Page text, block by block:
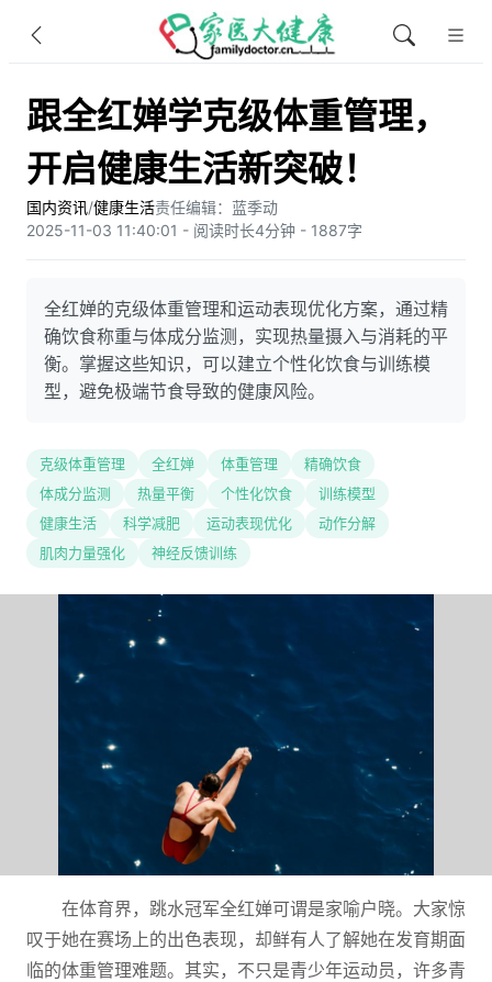
跟全红婵学克级体重管理，
开启健康生活新突破！
国内资讯/健康生活责任编辑：蓝季动
2025-11-03 11:40:01 - 阅读时长4分钟 - 1887字
全红婵的克级体重管理和运动表现优化方案，通过精
确饮食称重与体成分监测，实现热量摄入与消耗的平
衡。掌握这些知识，可以建立个性化饮食与训练模
型，避免极端节食导致的健康风险。
克级体重管理 全红婵 体重管理
精确饮食
体成分监测
热量平衡 个性化饮食
训练模型
健康生活
科学减肥 运动表现优化
动作分解
肌肉力量强化
神经反馈训练
在体育界，跳水冠军全红婵可谓是家喻户晓。大家惊
叹于她在赛场上的出色表现，却鲜有人了解她在发育期面
临的体重管理难题。其实，不只是青少年运动员，许多青